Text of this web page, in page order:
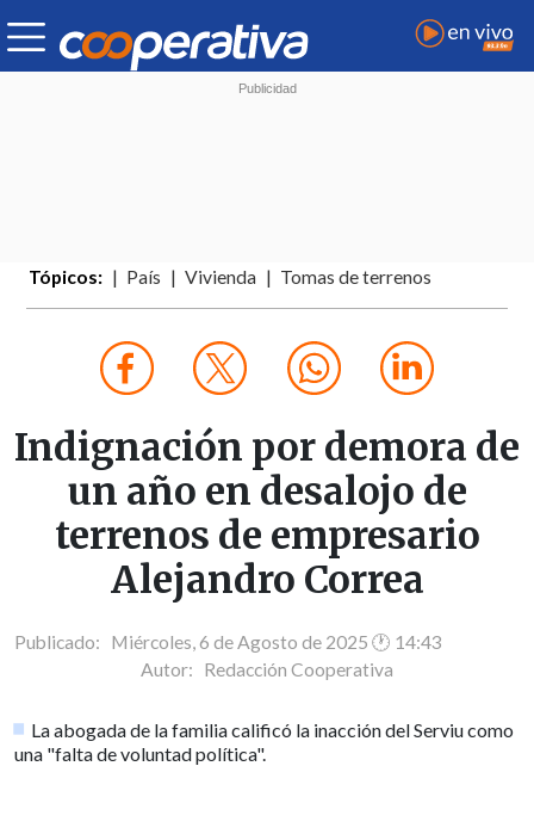
Tópicos: País Vivienda Tomas de terrenos
Indignación por demora de
un año en desalojo de
terrenos de empresario
Alejandro Correa
Publicado: Miércoles, 6 de Agosto de 2025 🕐 14:43
Autor: Redacción Cooperativa
La abogada de la familia calificó la inacción del Serviu como
una "falta de voluntad política".